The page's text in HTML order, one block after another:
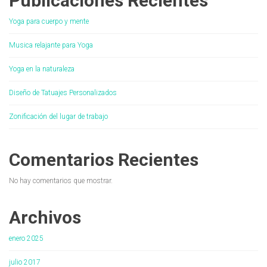
Yoga para cuerpo y mente
Musica relajante para Yoga
Yoga en la naturaleza
Diseño de Tatuajes Personalizados
Zonificación del lugar de trabajo
Comentarios Recientes
No hay comentarios que mostrar.
Archivos
enero 2025
julio 2017